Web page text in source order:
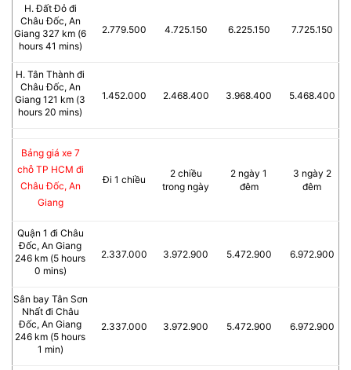
H. Đất Đỏ đi
Châu Đốc, An
Giang 327 km (6
hours 41 mins)
2.779.500 4.725.150 6.225.150 7.725.150
H. Tân Thành đi
Châu Đốc, An
Giang 121 km (3
hours 20 mins)
1.452.000 2.468.400 3.968.400 5.468.400
Bảng giá xe 7
chỗ TP HCM đi
Châu Đốc, An
Giang
Đi 1 chiều
2 chiều
trong ngày
2 ngày 1
đêm
3 ngày 2
đêm
Quận 1 đi Châu
Đốc, An Giang
246 km (5 hours
0 mins)
2.337.000 3.972.900 5.472.900 6.972.900
Sân bay Tân Sơn
Nhất đi Châu
Đốc, An Giang
246 km (5 hours
1 min)
2.337.000 3.972.900 5.472.900 6.972.900